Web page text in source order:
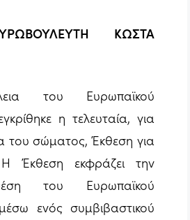
ΚΩΣΤΑ
του Ευρωπαϊκού
η τελευταία, για
του σώματος, Έκθεση για
Έκθεση εκφράζει την
του Ευρωπαϊκού
ενός συμβιβαστικού